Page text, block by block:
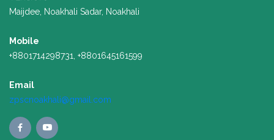
Maijdee, Noakhali Sadar, Noakhali
Mobile
+8801714298731, +8801645161599
Email
zpscnoakhali@gmail.com